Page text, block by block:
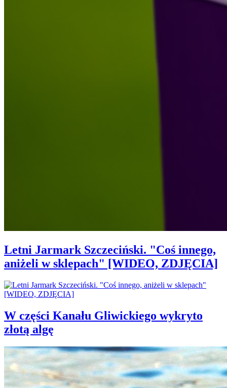
Letni Jarmark Szczeciński. "Coś innego,
aniżeli w sklepach" [WIDEO, ZDJĘCIA]
W części Kanału Gliwickiego wykryto
złotą algę